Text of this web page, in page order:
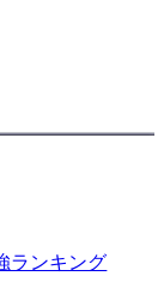
ランキング